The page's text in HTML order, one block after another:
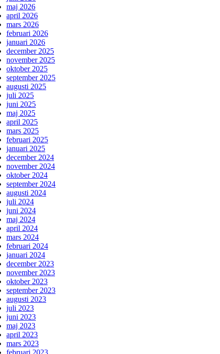
maj 2026
april 2026
mars 2026
februari 2026
januari 2026
december 2025
november 2025
oktober 2025
september 2025
augusti 2025
juli 2025
juni 2025
maj 2025
april 2025
mars 2025
februari 2025
januari 2025
december 2024
november 2024
oktober 2024
september 2024
augusti 2024
juli 2024
juni 2024
maj 2024
april 2024
mars 2024
februari 2024
januari 2024
december 2023
november 2023
oktober 2023
september 2023
augusti 2023
juli 2023
juni 2023
maj 2023
april 2023
mars 2023